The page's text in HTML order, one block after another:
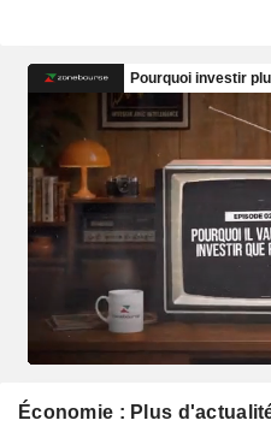
Économie : Plus